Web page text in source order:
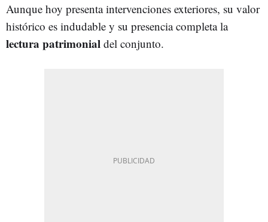
Aunque hoy presenta intervenciones exteriores, su valor
histórico es indudable y su presencia completa la
lectura patrimonial del conjunto.